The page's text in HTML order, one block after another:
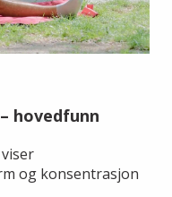
hovedfunn
og konsentrasjon